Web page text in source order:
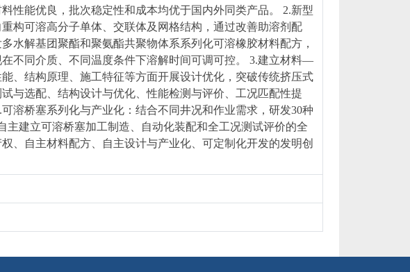
性能优良，批次稳定性和成本均优于国内外同类产品。 2.新型
构可溶高分子单体、交联体及网格结构，通过改善助溶剂配
水解基团聚酯和聚氨酯共聚物体系系列化可溶橡胶材料配方，
不同介质、不同温度条件下溶解时间可调可控。 3.建立材料—
、结构原理、施工特征等方面开展设计优化，突破传统挤压式
与选配、结构设计与优化、性能检测与评价、工况匹配性提
溶桥塞系列化与产业化：结合不同井况和作业需求，研发30种
主建立可溶桥塞加工制造、自动化装配和全工况测试评价的全
、自主材料配方、自主设计与产业化、可定制化开发的发明创